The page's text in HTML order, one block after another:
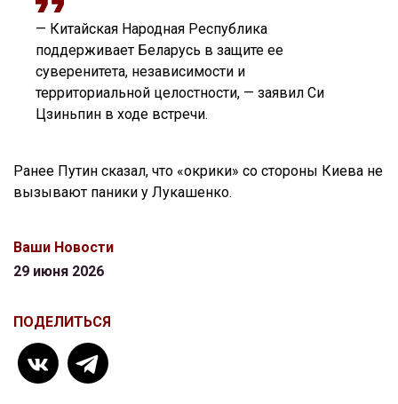
— Китайская Народная Республика
поддерживает Беларусь в защите ее
суверенитета, независимости и
территориальной целостности, — заявил Си
Цзиньпин в ходе встречи.
Ранее Путин сказал, что «окрики» со стороны Киева не
вызывают паники у Лукашенко.
Ваши Новости
29 июня 2026
ПОДЕЛИТЬСЯ